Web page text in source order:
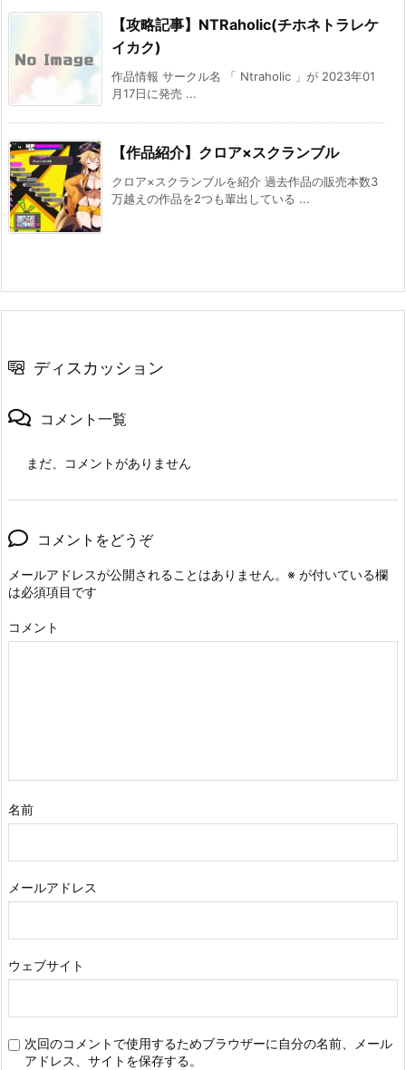
【攻略記事】NTRaholic(チホネトラレケ
イカク)
作品情報 サークル名 「 Ntraholic 」が 2023年01
月17日に発売 ...
【作品紹介】クロア×スクランブル
クロア×スクランブルを紹介 過去作品の販売本数3
万越えの作品を2つも輩出している ...
ディスカッション
コメント一覧
まだ、コメントがありません
コメントをどうぞ
メールアドレスが公開されることはありません。 ※ が付いている欄
は必須項目です
コメント
名前
メールアドレス
ウェブサイト
次回のコメントで使用するためブラウザーに自分の名前、メール
アドレス、サイトを保存する。